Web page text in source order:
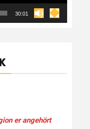
30:01
er angehört